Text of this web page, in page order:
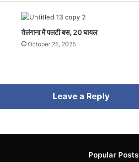
तेलंगाना में पलटी बस, 20 घायल
October 25, 2025
Leave a Reply
Popular Posts